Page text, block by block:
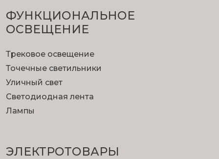
ФУНКЦИОНА­ЛЬНОЕ
ОСВЕЩЕНИЕ
Трековое освещение
Точечные светильники
Уличный свет
Светодиодная лента
Лампы
ЭЛЕКТРОТОВАРЫ